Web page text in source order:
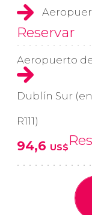
Reservar
Aeropuerto
Dublín Sur
R111)
94,6 US$